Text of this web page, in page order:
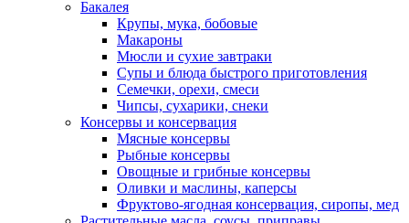
Бакалея
Крупы, мука, бобовые
Макароны
Мюсли и сухие завтраки
Супы и блюда быстрого приготовления
Семечки, орехи, смеси
Чипсы, сухарики, снеки
Консервы и консервация
Мясные консервы
Рыбные консервы
Овощные и грибные консервы
Оливки и маслины, каперсы
Фруктово-ягодная консервация, сиропы, мед